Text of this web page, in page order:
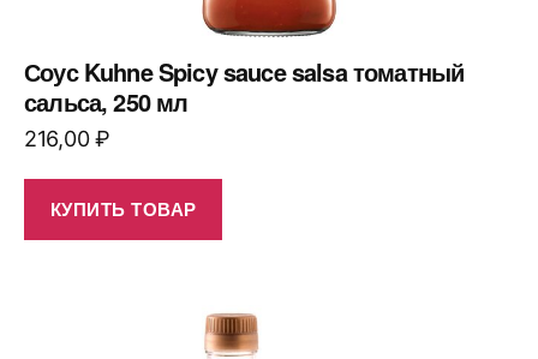
Соус Kuhne Spicy sauce salsa томатный
сальса, 250 мл
216,00₽
КУПИТЬ ТОВАР